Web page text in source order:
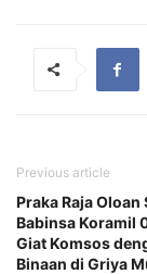
Previous article
Praka Raja Oloan
Babinsa Koramil
Giat Komsos
Binaan di Griya